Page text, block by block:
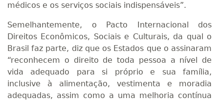
médicos e os serviços sociais indispensáveis”.
Semelhantemente, o Pacto Internacional dos
Direitos Econômicos, Sociais e Culturais, da qual o
Brasil faz parte, diz que os Estados que o assinaram
“reconhecem o direito de toda pessoa a nível de
vida adequado para si próprio e sua família,
inclusive à alimentação, vestimenta e moradia
adequadas, assim como a uma melhoria contínua